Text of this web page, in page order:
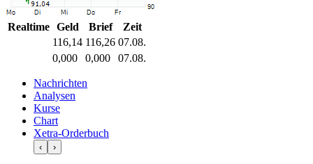
Realtime Geld Brief
Zeit
116,14 116,26 07.08.
0,000
0,000 07.08.
Nachrichten
Analysen
Kurse
Chart
Xetra-Orderbuch
‹ ›